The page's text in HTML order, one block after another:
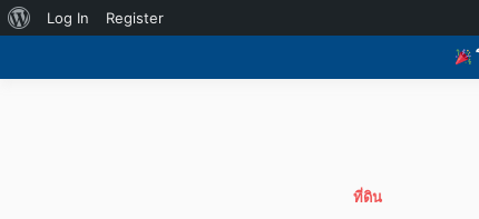
Skip
to
รับโพสต์เว็บ ติดAI
รับโพสต์เว็บบอร์ด ติดAI ตลาดซื้อขาย ฟรีประกาศ ติ
ที่ดิน
About
Log In Register